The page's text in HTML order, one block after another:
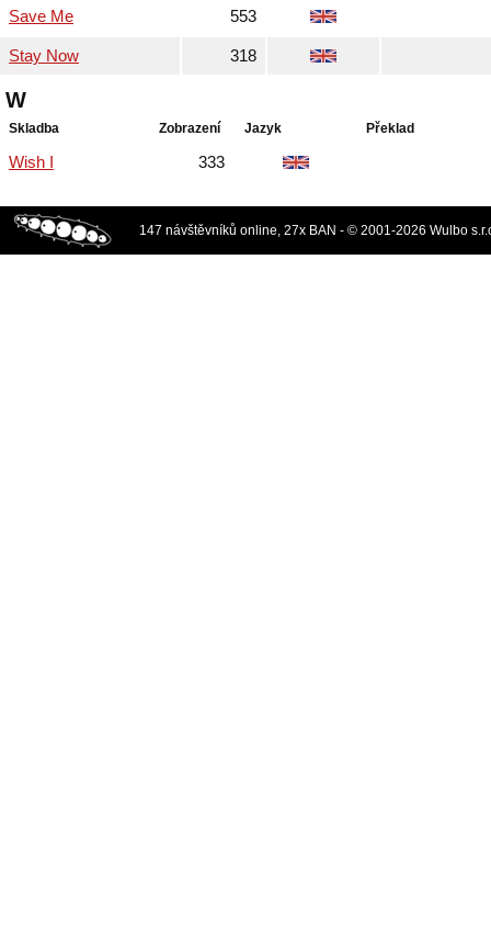
Save Me 553
Stay Now 318
W
Skladba Zobrazení Jazyk Překlad
Wish I 333
147 návštěvníků online, 27x BAN - © 2001-2026 Wulbo